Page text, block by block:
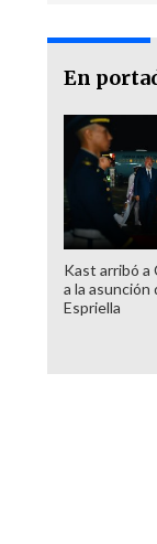
En
Kast arribó a
a la asunción
Espriella